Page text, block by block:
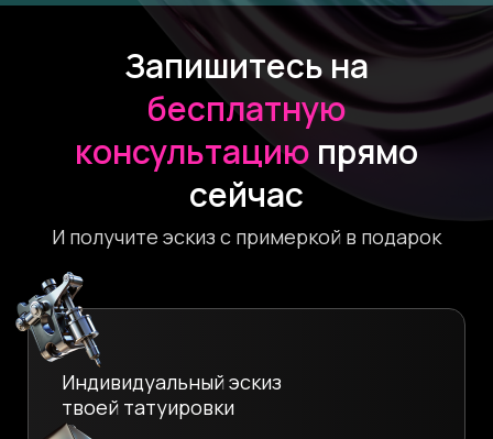
Запишитесь на
бесплатную
консультацию прямо
сейчас
И получите эскиз с примеркой в подарок
Индивидуальный эскиз
твоей татуировки